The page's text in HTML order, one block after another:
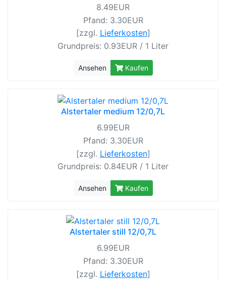
8.49EUR
Pfand: 3.30EUR
[zzgl. Lieferkosten]
Grundpreis: 0.93EUR / 1 Liter
Ansehen Kaufen
Alstertaler medium 12/0,7L
6.99EUR
Pfand: 3.30EUR
[zzgl. Lieferkosten]
Grundpreis: 0.84EUR / 1 Liter
Ansehen Kaufen
Alstertaler still 12/0,7L
6.99EUR
Pfand: 3.30EUR
[zzgl. Lieferkosten]